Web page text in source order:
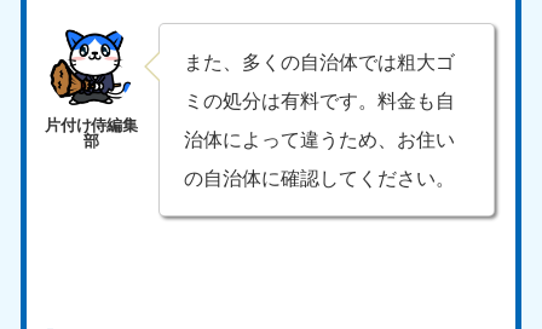
また、多くの自治体では粗大ゴ
ミの処分は有料です。料金も自
治体によって違うため、お住い
の自治体に確認してください。